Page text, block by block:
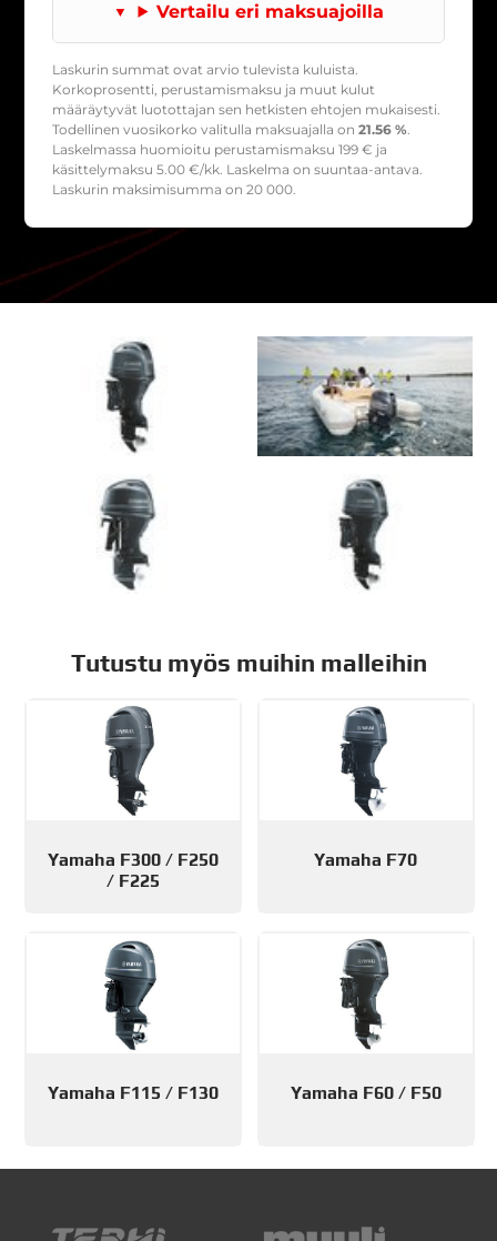
Vertailu eri maksuajoilla
Laskurin summat ovat arvio tulevista kuluista.
Korkoprosentti, perustamismaksu ja muut kulut
määräytyvät luotottajan sen hetkisten ehtojen mukaisesti.
Todellinen vuosikorko valitulla maksuajalla on21.56 %.
Laskelmassa huomioitu perustamismaksu199 € ja
käsittelymaksu5.00 €/kk. Laskelma on suuntaa-antava.
Laskurin maksimisumma on 20 000.
Tutustu myös muihin malleihin
Yamaha F300 / F250
/ F225
Yamaha F70
Yamaha F115 / F130 Yamaha F60 / F50